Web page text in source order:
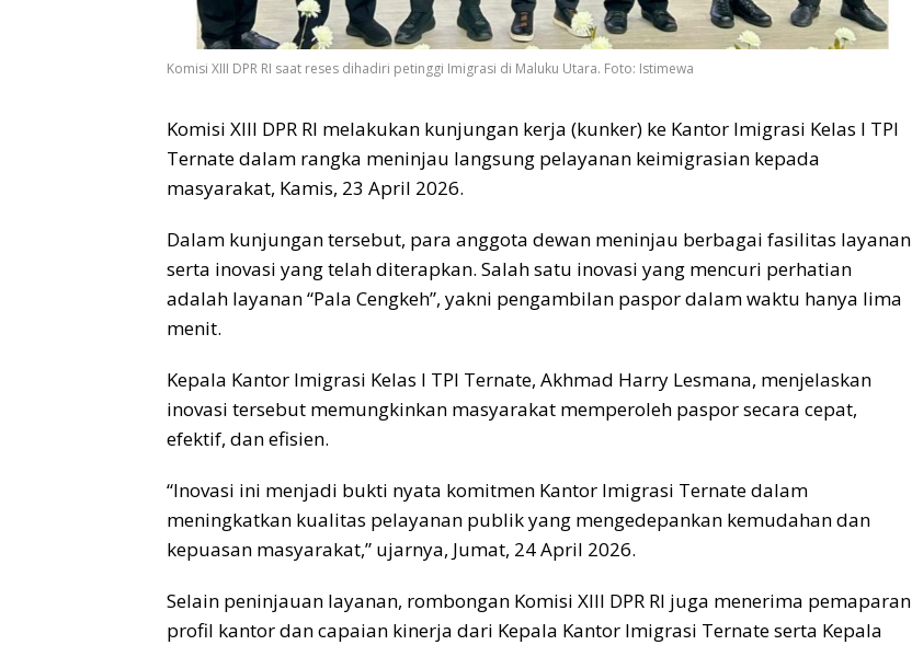
Komisi XIII DPR RI saat reses dihadiri petinggi Imigrasi di Maluku Utara. Foto: Istimewa
Komisi XIII DPR RI melakukan kunjungan kerja (kunker) ke Kantor Imigrasi Kelas I TPI
Ternate dalam rangka meninjau langsung pelayanan keimigrasian kepada
masyarakat, Kamis, 23 April 2026.
Dalam kunjungan tersebut, para anggota dewan meninjau berbagai fasilitas layanan
serta inovasi yang telah diterapkan. Salah satu inovasi yang mencuri perhatian
adalah layanan “Pala Cengkeh”, yakni pengambilan paspor dalam waktu hanya lima
menit.
Kepala Kantor Imigrasi Kelas I TPI Ternate, Akhmad Harry Lesmana, menjelaskan
inovasi tersebut memungkinkan masyarakat memperoleh paspor secara cepat,
efektif, dan efisien.
“Inovasi ini menjadi bukti nyata komitmen Kantor Imigrasi Ternate dalam
meningkatkan kualitas pelayanan publik yang mengedepankan kemudahan dan
kepuasan masyarakat,” ujarnya, Jumat, 24 April 2026.
Selain peninjauan layanan, rombongan Komisi XIII DPR RI juga menerima pemaparan
profil kantor dan capaian kinerja dari Kepala Kantor Imigrasi Ternate serta Kepala